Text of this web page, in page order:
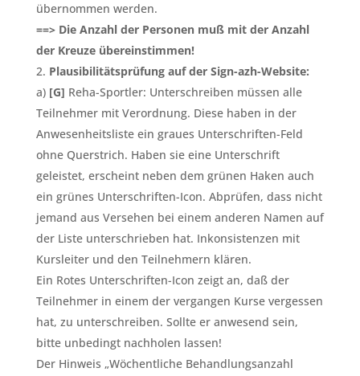
übernommen werden.
==> Die Anzahl der Personen muß mit der Anzahl
der Kreuze übereinstimmen!
Plausibilitätsprüfung auf der Sign-azh-Website:
a) [G] Reha-Sportler: Unterschreiben müssen alle
Teilnehmer mit Verordnung. Diese haben in der
Anwesenheitsliste ein graues Unterschriften-Feld
ohne Querstrich. Haben sie eine Unterschrift
geleistet, erscheint neben dem grünen Haken auch
ein grünes Unterschriften-Icon. Abprüfen, dass nicht
jemand aus Versehen bei einem anderen Namen auf
der Liste unterschrieben hat. Inkonsistenzen mit
Kursleiter und den Teilnehmern klären.
Ein Rotes Unterschriften-Icon zeigt an, daß der
Teilnehmer in einem der vergangen Kurse vergessen
hat, zu unterschreiben. Sollte er anwesend sein,
bitte unbedingt nachholen lassen!
Der Hinweis „Wöchentliche Behandlungsanzahl